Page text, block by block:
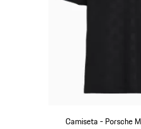
Camiseta - Porsche